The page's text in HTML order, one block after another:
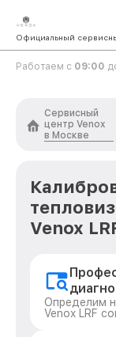
Официальный
Работаем с 09:00
Сервисный
центр Venox
в Москве
Venox
Определим
Venox LRF